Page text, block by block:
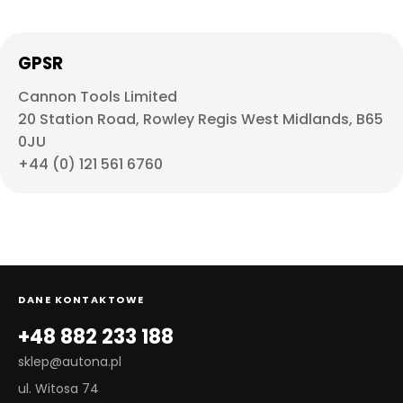
GPSR
Cannon Tools Limited
20 Station Road, Rowley Regis West Midlands, B65
0JU
+44 (0) 121 561 6760
DANE KONTAKTOWE
+48 882 233 188
sklep@autona.pl
ul. Witosa 74